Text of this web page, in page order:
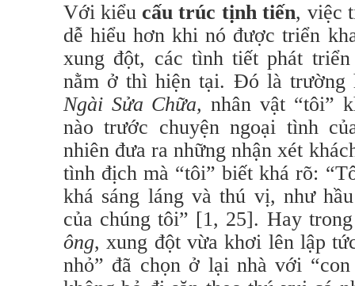
Với kiểu cấu trúc tịnh tiến, việc
dễ hiểu hơn khi nó được triển
xung đột, các tình tiết phát
nằm ở thì hiện tại. Đó là trường
Ngài Sửa Chữa, nhân vật “tôi”
nào trước chuyện ngoại tình
nhiên đưa ra những nhận xét
tình địch mà “tôi” biết khá rõ:
khá sáng láng và thú vị, như
của chúng tôi” [1, 25]. Hay
ông, xung đột vừa khơi lên lập
nhỏ” đã chọn ở lại nhà với